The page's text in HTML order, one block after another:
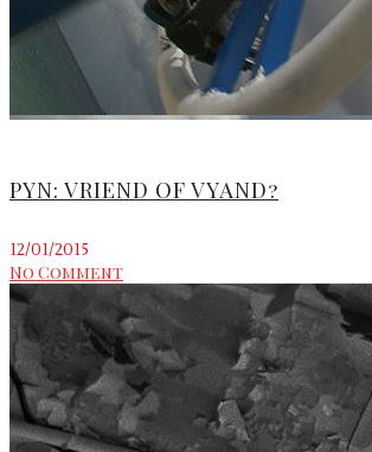
PYN: VRIEND OF VYAND?
12/01/2015
No Comment